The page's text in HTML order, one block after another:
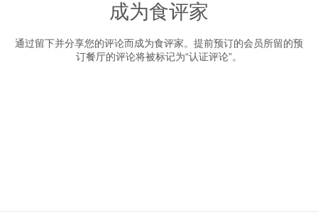
成为食评家
通过留下并分享您的评论而成为食评家。提前预订的会员所留的预
订餐厅的评论将被标记为“认证评论”。